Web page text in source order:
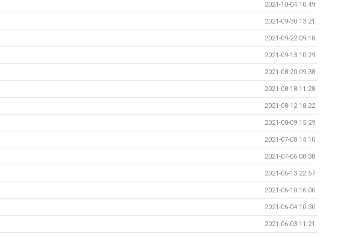
2021-10-04 10:49
2021-09-30 13:21
2021-09-22 09:18
2021-09-13 10:29
2021-08-20 09:38
2021-08-18 11:28
2021-08-12 18:22
2021-08-09 15:29
2021-07-08 14:10
2021-07-06 08:38
2021-06-13 22:57
2021-06-10 16:00
2021-06-04 10:30
2021-06-03 11:21